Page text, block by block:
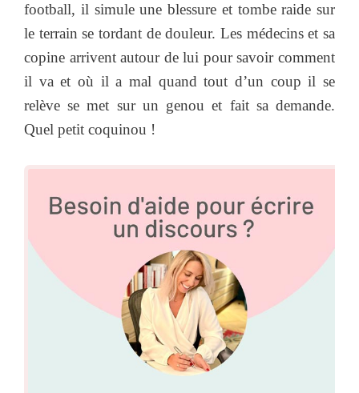
football, il simule une blessure et tombe raide sur
le terrain se tordant de douleur. Les médecins et sa
copine arrivent autour de lui pour savoir comment
il va et où il a mal quand tout d’un coup il se
relève se met sur un genou et fait sa demande.
Quel petit coquinou !